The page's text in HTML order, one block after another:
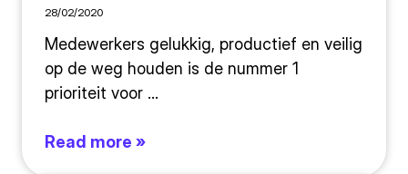
28/02/2020
Medewerkers gelukkig, productief en veilig
op de weg houden is de nummer 1
prioriteit voor ...
Read more »